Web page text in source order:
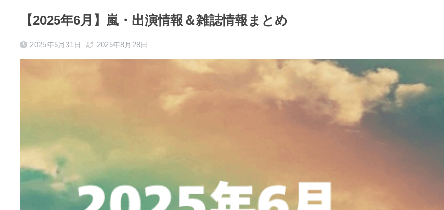
【2025年6月】嵐・出演情報＆雑誌情報まとめ
2025年5月31日 2025年8月28日